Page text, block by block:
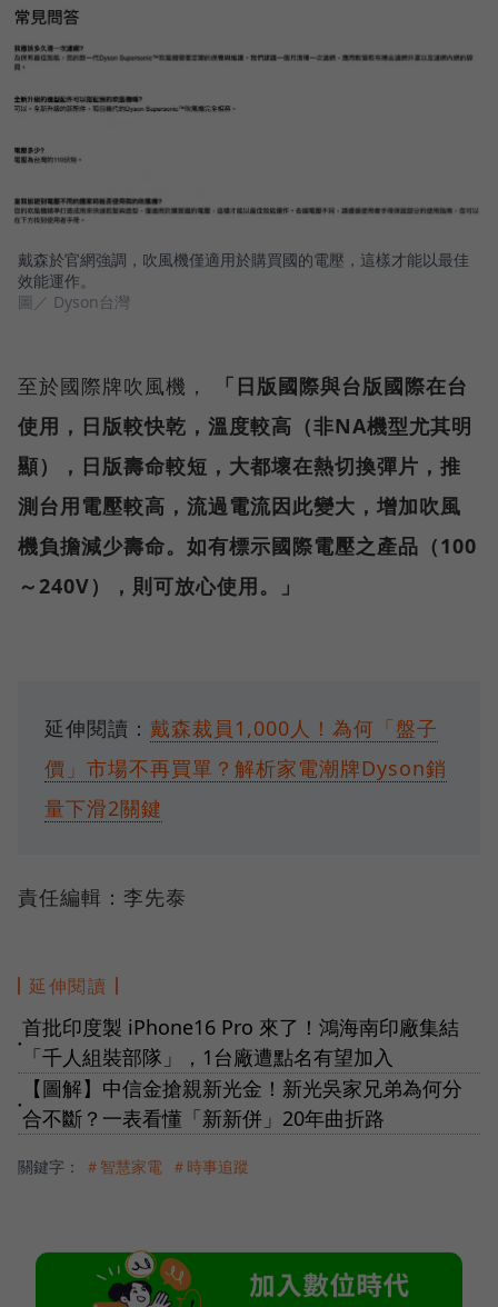
戴森於官網強調，吹風機僅適用於購買國的電壓，這樣才能以最佳
效能運作。
圖／ Dyson台灣
至於國際牌吹風機，
「日版國際與台版國際在台
使用，日版較快乾，溫度較高（非NA機型尤其明
顯），日版壽命較短，大都壞在熱切換彈片，推
測台用電壓較高，流過電流因此變大，增加吹風
機負擔減少壽命。如有標示國際電壓之產品（100
～240V），則可放心使用。」
延伸閱讀： 戴森裁員1,000人！為何「盤子
價」市場不再買單？解析家電潮牌Dyson銷
量下滑2關鍵
責任編輯：李先泰
延伸閱讀
●
首批印度製 iPhone16 Pro 來了！鴻海南印廠集結
「千人組裝部隊」，1台廠遭點名有望加入
●
【圖解】中信金搶親新光金！新光吳家兄弟為何分
合不斷？一表看懂「新新併」20年曲折路
關鍵字： ＃智慧家電 ＃時事追蹤